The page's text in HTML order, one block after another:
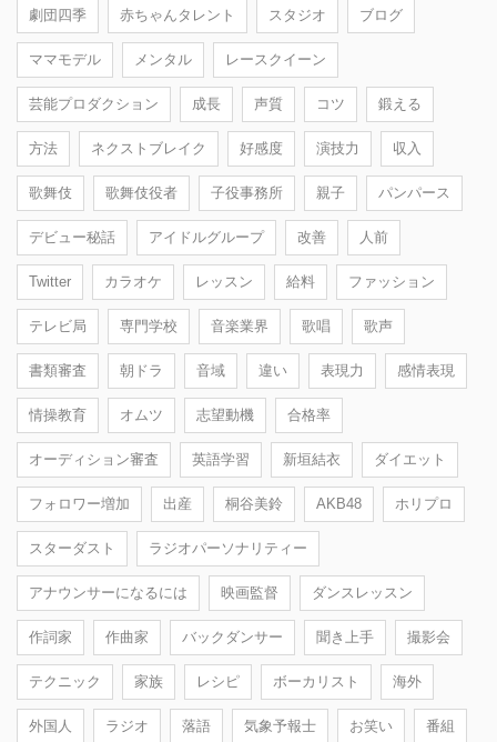
劇団四季 赤ちゃんタレント スタジオ ブログ
ママモデル メンタル レースクイーン
芸能プロダクション 成長 声質 コツ 鍛える
方法 ネクストブレイク 好感度 演技力 収入
歌舞伎 歌舞伎役者 子役事務所 親子 パンパース
デビュー秘話 アイドルグループ 改善 人前
Twitter カラオケ レッスン 給料 ファッション
テレビ局 専門学校 音楽業界 歌唱 歌声
書類審査 朝ドラ 音域 違い 表現力 感情表現
情操教育 オムツ 志望動機 合格率
オーディション審査 英語学習 新垣結衣 ダイエット
フォロワー増加 出産 桐谷美鈴 AKB48 ホリプロ
スターダスト ラジオパーソナリティー
アナウンサーになるには 映画監督 ダンスレッスン
作詞家 作曲家 バックダンサー 聞き上手 撮影会
テクニック 家族 レシピ ボーカリスト 海外
外国人 ラジオ 落語 気象予報士 お笑い 番組